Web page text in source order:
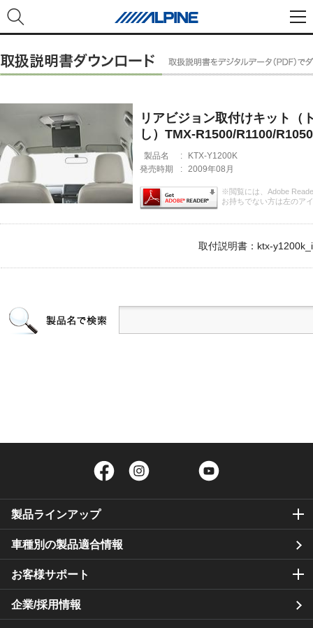
リアビジョン取付けキット（
し）TMX-R1500/R1100/
製品名 :
KTX-Y1200K
発売時期
: 2009年08月
※閲覧には、Adobe
お持ちでない方は左のア
取付説明書：ktx-
Facebook Twitter
製品ラインアップ
車種別の製品適合情報
お客様サポート
企業/採用情報